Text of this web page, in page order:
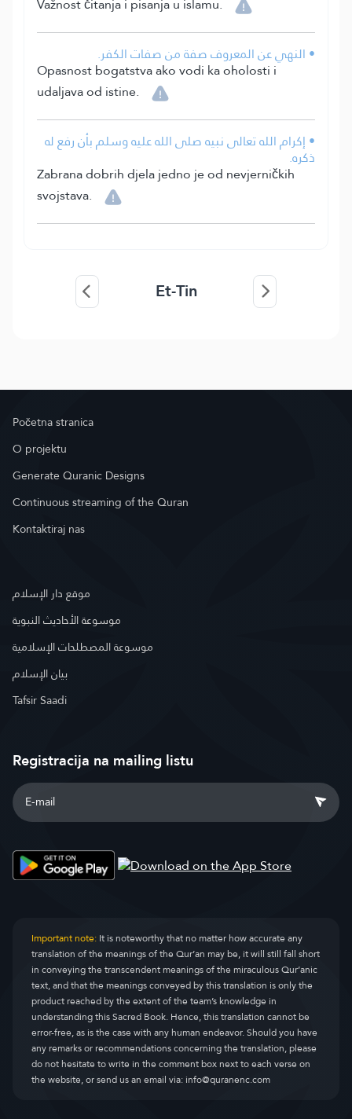
• النهي عن المعروف صفة من صفات الكفر.
Opasnost bogatstva ako vodi ka oholosti i
udaljava od istine.
• إكرام الله تعالى نبيه صلى الله عليه وسلم بأن رفع له
ذكره.
Zabrana dobrih djela jedno je od nevjerničkih
svojstava.
Et-Tin
Početna stranica
O projektu
Generate Quranic Designs
Continuous streaming of the Quran
Kontaktiraj nas
موقع دار الإسلام
موسوعة الأحاديث النبوية
موسوعة المصطلحات الإسلامية
بيان الإسلام
Tafsir Saadi
Registracija na mailing listu
Important note:It is noteworthy that no matter how accurate any
translation of the meanings of the Qur’an may be, it will still fall short
in conveying the transcendent meanings of the miraculous Qur’anic
text, and that the meanings conveyed by this translation is only the
product reached by the extent of the team’s knowledge in
understanding this Sacred Book. Hence, this translation cannot be
error-free, as is the case with any human endeavor. Should you have
any remarks or recommendations concerning the translation, please
do not hesitate to write in the comment box next to each verse on
the website, or send us an email via:info@quranenc.com